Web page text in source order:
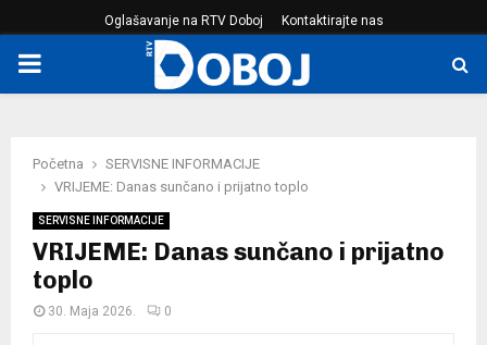
Oglašavanje na RTV Doboj Kontaktirajte nas
PRIMARY
Početna
SERVISNE INFORMACIJE
VRIJEME: Danas sunčano i prijatno toplo
SERVISNE INFORMACIJE
VRIJEME: Danas sunčano i prijatno
toplo
30. Maja 2026. 0